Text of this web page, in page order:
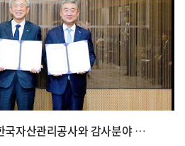
기보, 주택도시보증공사-한국자산관리공사와 감사분야 협력 강화